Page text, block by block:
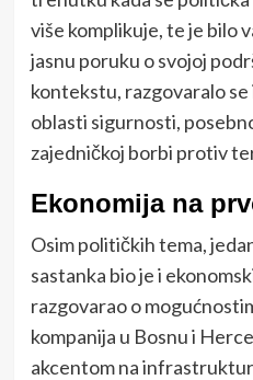
više komplikuje, te je bilo
jasnu poruku o svojoj
kontekstu, razgovaralo se
oblasti sigurnosti,
zajedničkoj borbi protiv
Ekonomija na
Osim političkih tema,
sastanka bio je i
razgovarao o
kompanija u Bosnu i
akcentom na